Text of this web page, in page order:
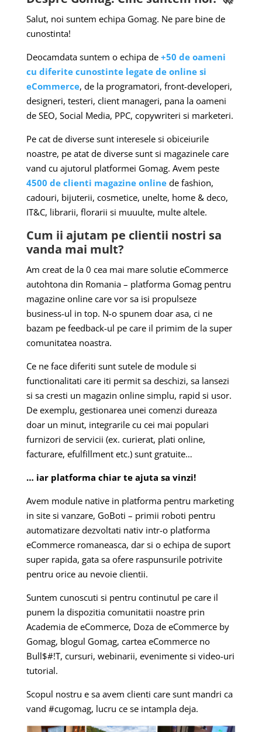
Salut, noi suntem echipa Gomag. Ne pare bine de
cunostinta!
Deocamdata suntem o echipa de +50 de oameni
cu diferite cunostinte legate de online si
eCommerce, de la programatori, front-developeri,
designeri, testeri, client manageri, pana la oameni
de SEO, Social Media, PPC, copywriteri si marketeri.
Pe cat de diverse sunt interesele si obiceiurile
noastre, pe atat de diverse sunt si magazinele care
vand cu ajutorul platformei Gomag. Avem peste
4500 de clienti magazine onlinede fashion,
cadouri, bijuterii, cosmetice, unelte, home & deco,
IT&C, librarii, florarii si muuulte, multe altele.
Cum ii ajutam pe clientii nostri sa
vanda mai mult?
Am creat de la 0 cea mai mare solutie eCommerce
autohtona din Romania – platforma Gomag pentru
magazine online care vor sa isi propulseze
business-ul in top. N-o spunem doar asa, ci ne
bazam pe feedback-ul pe care il primim de la super
comunitatea noastra.
Ce ne face diferiti sunt sutele de module si
functionalitati care iti permit sa deschizi, sa lansezi
si sa cresti un magazin online simplu, rapid si usor.
De exemplu, gestionarea unei comenzi dureaza
doar un minut, integrarile cu cei mai populari
furnizori de servicii (ex. curierat, plati online,
facturare, efulfillment etc.) sunt gratuite…
… iar platforma chiar te ajuta sa vinzi!
Avem module native in platforma pentru marketing
in site si vanzare, GoBoti – primii roboti pentru
automatizare dezvoltati nativ intr-o platforma
eCommerce romaneasca, dar si o echipa de suport
super rapida, gata sa ofere raspunsurile potrivite
pentru orice au nevoie clientii.
Suntem cunoscuti si pentru continutul pe care il
punem la dispozitia comunitatii noastre prin
Academia de eCommerce, Doza de eCommerce by
Gomag, blogul Gomag, cartea eCommerce no
Bull$#!T, cursuri, webinarii, evenimente si video-uri
tutorial.
Scopul nostru e sa avem clienti care sunt mandri ca
vand #cugomag, lucru ce se intampla deja.